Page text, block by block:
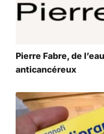
Pierre Fabre, de
anticancéreux